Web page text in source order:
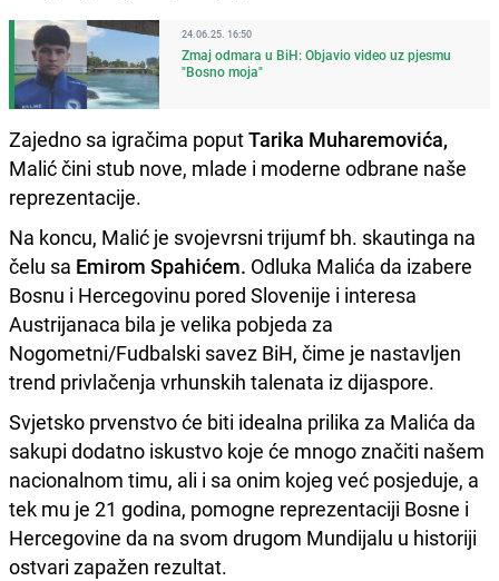
24.06.25. 16:50
Zmaj odmara u BiH: Objavio video uz pjesmu
"Bosno moja"
Zajedno sa igračima poputTarika Muharemovića,
Malić čini stub nove, mlade i moderne odbrane naše
reprezentacije.
Na koncu, Malić je svojevrsni trijumf bh. skautinga na
čelu sa Emirom Spahićem. Odluka Malića da izabere
Bosnu i Hercegovinu pored Slovenije i interesa
Austrijanaca bila je velika pobjeda za
Nogometni/Fudbalski savez BiH, čime je nastavljen
trend privlačenja vrhunskih talenata iz dijaspore.
Svjetsko prvenstvo će biti idealna prilika za Malića da
sakupi dodatno iskustvo koje će mnogo značiti našem
nacionalnom timu, ali i sa onim kojeg već posjeduje, a
tek mu je 21 godina, pomogne reprezentaciji Bosne i
Hercegovine da na svom drugom Mundijalu u historiji
ostvari zapažen rezultat.